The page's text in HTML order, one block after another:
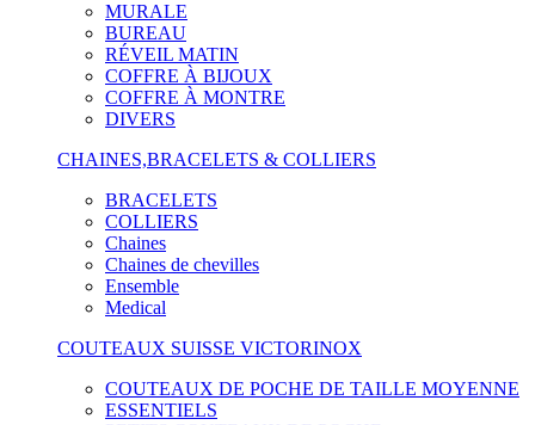
MURALE
BUREAU
RÉVEIL MATIN
COFFRE À BIJOUX
COFFRE À MONTRE
DIVERS
CHAINES,BRACELETS & COLLIERS
BRACELETS
COLLIERS
Chaines
Chaines de chevilles
Ensemble
Medical
COUTEAUX SUISSE VICTORINOX
COUTEAUX DE POCHE DE TAILLE MOYENNE
ESSENTIELS